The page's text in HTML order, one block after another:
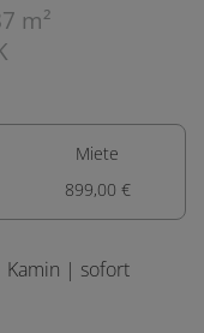
m²
Miete
899,00 €